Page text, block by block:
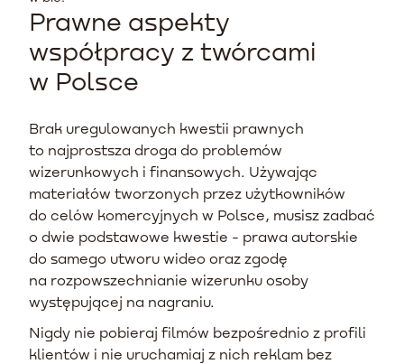
Prawne aspekty
współpracy z twórcami
w Polsce
Brak uregulowanych kwestii prawnych
to najprostsza droga do problemów
wizerunkowych i finansowych. Używając
materiałów tworzonych przez użytkowników
do celów komercyjnych w Polsce, musisz zadbać
o dwie podstawowe kwestie - prawa autorskie
do samego utworu wideo oraz zgodę
na rozpowszechnianie wizerunku osoby
występującej na nagraniu.
Nigdy nie pobieraj filmów bezpośrednio z profili
klientów i nie uruchamiaj z nich reklam bez